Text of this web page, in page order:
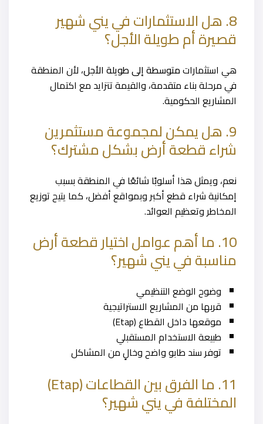
8. هل الاستثمارات في يني شهير
قصيرة أم طويلة الأجل؟
هي استثماراتمتوسطة إلى طويلة الأجل، لأن المنطقة
في مرحلة بناء متقدمة، والقيمة تتزايد مع اكتمال
المشاريع الحكومية.
9. هل يمكن لمجموعة مستثمرين
شراء قطعة أرض بشكل مشترك؟
نعم، ويمثل هذا أسلوبًا شائعًا في المنطقة بسبب
إمكانية شراء قطع أكبر وبمواقع أفضل، كما يتيح توزيع
المخاطر وتعظيم العوائد.
10. ما أهم عوامل اختيار قطعة أرض
مناسبة في يني شهير؟
وضوح الوضع التنظيمي
قربها من المشاريع الاستراتيجية
موقعها داخل القطاع (Etap)
طبيعة الاستخدام المستقبلي
توفر سند طابو واضح وخالٍ من المشاكل
11. ما الفرق بين القطاعات (Etap)
المختلفة في يني شهير؟